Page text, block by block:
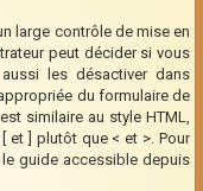
large contrôle de mise en
peut décider si vous
les désactiver dans
du formulaire de
similaire au style HTML,
et ] plutôt que < et >. Pour
guide accessible depuis